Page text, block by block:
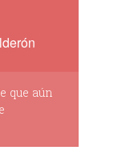
que aún